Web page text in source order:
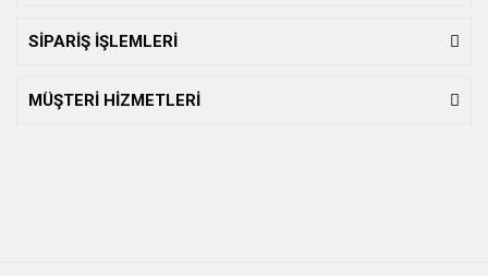
SİPARİŞ İŞLEMLERİ
MÜŞTERİ HİZMETLERİ